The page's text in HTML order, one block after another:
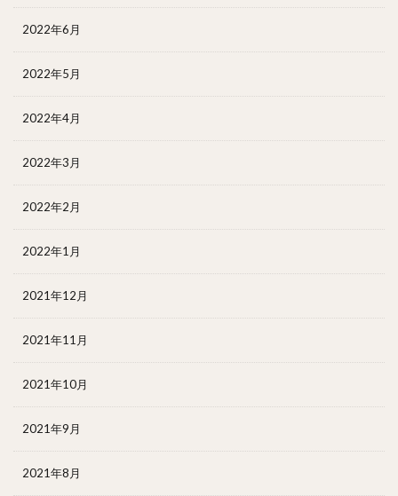
2022年6月
2022年5月
2022年4月
2022年3月
2022年2月
2022年1月
2021年12月
2021年11月
2021年10月
2021年9月
2021年8月